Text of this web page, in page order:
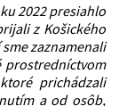
2022 presiahlo
z Košického
zaznamenali
prostredníctvom
prichádzali
a od osôb,